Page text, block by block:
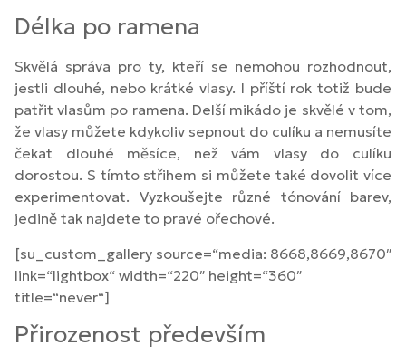
Délka po ramena
Skvělá správa pro ty, kteří se nemohou rozhodnout,
jestli dlouhé, nebo krátké vlasy. I příští rok totiž bude
patřit vlasům po ramena. Delší mikádo je skvělé v tom,
že vlasy můžete kdykoliv sepnout do culíku a nemusíte
čekat dlouhé měsíce, než vám vlasy do culíku
dorostou. S tímto střihem si můžete také dovolit více
experimentovat. Vyzkoušejte různé tónování barev,
jedině tak najdete to pravé ořechové.
[su_custom_gallery source=“media: 8668,8669,8670″
link=“lightbox“ width=“220″ height=“360″
title=“never“]
Přirozenost především